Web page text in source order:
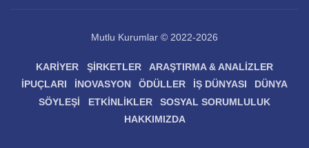
Mutlu Kurumlar © 2022-2026
KARIYER ŞIRKETLER
ARAŞTIRMA & ANALIZLER
İPUÇLARI
İNOVASYON ÖDÜLLER İŞ DÜNYASI
DÜNYA
SÖYLEŞI
ETKINLIKLER
SOSYAL SORUMLULUK
HAKKIMIZDA